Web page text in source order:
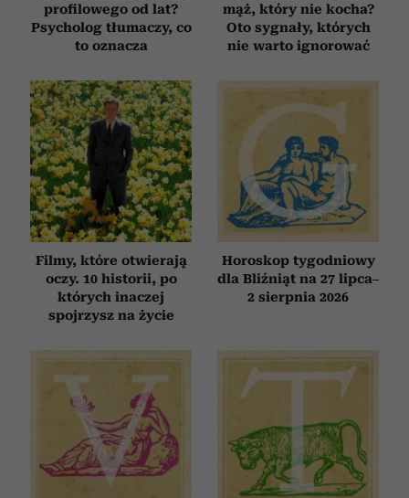
profilowego od lat?
Psycholog tłumaczy, co
to oznacza
mąż, który nie kocha?
Oto sygnały, których
nie warto ignorować
Filmy, które otwierają
oczy. 10 historii, po
których inaczej
spojrzysz na życie
Horoskop tygodniowy
dla Bliźniąt na 27 lipca–
2 sierpnia 2026